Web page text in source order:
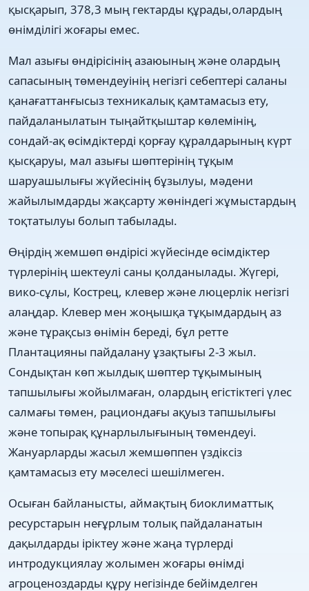
қысқарып, 378,3 мың гектарды құрады,олардың
өнімділігі жоғары емес.
Мал азығы өндірісінің азаюының және олардың
сапасының төмендеуінің негізгі себептері саланы
қанағаттанғысыз техникалық қамтамасыз ету,
пайдаланылатын тыңайтқыштар көлемінің,
сондай-ақ өсімдіктерді қорғау құралдарының күрт
қысқаруы, мал азығы шөптерінің тұқым
шаруашылығы жүйесінің бұзылуы, мәдени
жайылымдарды жақсарту жөніндегі жұмыстардың
тоқтатылуы болып табылады.
Өңірдің жемшөп өндірісі жүйесінде өсімдіктер
түрлерінің шектеулі саны қолданылады. Жүгері,
вико-сұлы, Кострец, клевер және люцерлік негізгі
алаңдар. Клевер мен жоңышқа тұқымдардың аз
және тұрақсыз өнімін береді, бұл ретте
Плантацияны пайдалану ұзақтығы 2-3 жыл.
Сондықтан көп жылдық шөптер тұқымының
тапшылығы жойылмаған, олардың егістіктегі үлес
салмағы төмен, рациондағы ақуыз тапшылығы
және топырақ құнарлылығының төмендеуі.
Жануарларды жасыл жемшөппен үздіксіз
қамтамасыз ету мәселесі шешілмеген.
Осыған байланысты, аймақтың биоклиматтық
ресурстарын неғұрлым толық пайдаланатын
дақылдарды іріктеу және жаңа түрлерді
интродукциялау жолымен жоғары өнімді
агроценоздарды құру негізінде бейімделген